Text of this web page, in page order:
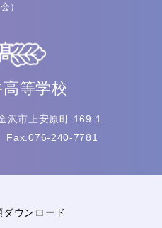
等学校
沢市上安原町 169-1
240-7781
会）
ウンロード